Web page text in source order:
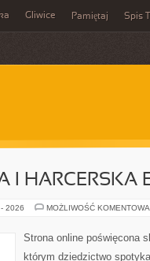
Gliwice Pamiętaj Spis
I HARCERSKA
2026 MOŻLIWOŚĆ
Strona online poświęcona
którym dziedzictwo